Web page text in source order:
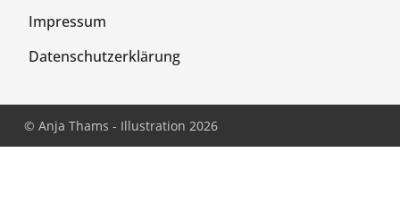
Impressum
Datenschutzerklärung
© Anja Thams - Illustration 2026